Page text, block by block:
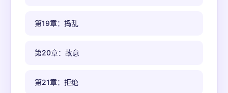
第19章：捣乱
第20章：故意
第21章：拒绝